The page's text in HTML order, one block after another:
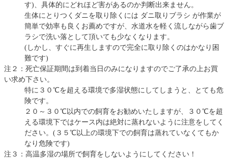
す)、具体的にどれほど害があるのか判断出来ません。
生体にとりつくダニを取り除くには ダニ取りブラシ が作業が
簡単で効率も良くお薦めですが、水道水を軽く流しながら歯ブ
ラシで洗い落として頂いても少なくなります。
(しかし、すぐに再生しますので完全に取り除くのはかなり困
難です)
注２：死亡保証期間は到着当日のみになりますのでご了承の上お買
い求め下さい。
特に３０℃を超える環境で多湿状態にしてしまうと、とても危
険です。
２０～３０℃以内での飼育をお勧めいたしますが、３０℃を超
える環境下ではケース内は絶対に蒸れないように注意をしてく
ださい。(３５℃以上の環境下での飼育は蒸れていなくてもか
なり危険です)
注３：高温多湿の場所で飼育をしないようにしてください！